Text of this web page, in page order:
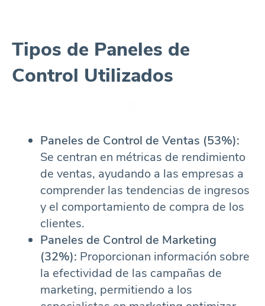
Tipos de Paneles de
Control Utilizados
Paneles de Control de Ventas (53%):
Se centran en métricas de rendimiento
de ventas, ayudando a las empresas a
comprender las tendencias de ingresos
y el comportamiento de compra de los
clientes.
Paneles de Control de Marketing
(32%): Proporcionan información sobre
la efectividad de las campañas de
marketing, permitiendo a los